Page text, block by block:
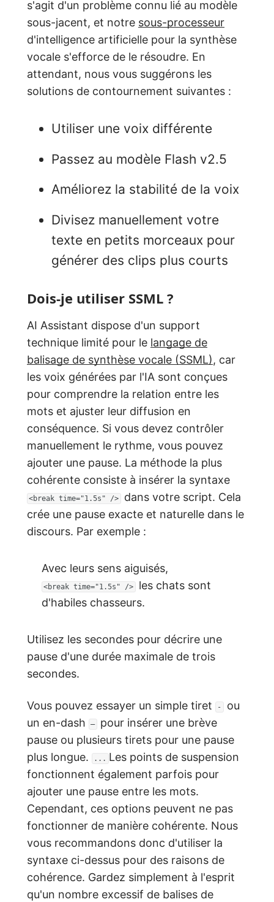
s'agit d'un problème connu lié au modèle
sous-jacent, et notre sous-processeur
d'intelligence artificielle pour la synthèse
vocale s'efforce de le résoudre. En
attendant, nous vous suggérons les
solutions de contournement suivantes :
Utiliser une voix différente
Passez au modèle Flash v2.5
Améliorez la stabilité de la voix
Divisez manuellement votre
texte en petits morceaux pour
générer des clips plus courts
Dois-je utiliser SSML ?
AI Assistant dispose d'un support
technique limité pour le langage de
balisage de synthèse vocale (SSML), car
les voix générées par l'IA sont conçues
pour comprendre la relation entre les
mots et ajuster leur diffusion en
conséquence. Si vous devez contrôler
manuellement le rythme, vous pouvez
ajouter une pause. La méthode la plus
cohérente consiste à insérer la syntaxe
<break time="1.5s" /> dans votre script. Cela
crée une pause exacte et naturelle dans le
discours. Par exemple :
Avec leurs sens aiguisés,
<break time="1.5s" /> les chats sont
d'habiles chasseurs.
Utilisez les secondes pour décrire une
pause d'une durée maximale de trois
secondes.
Vous pouvez essayer un simple tiret - ou
un en-dash
— pour insérer une brève
pause ou plusieurs tirets pour une pause
plus longue.
... Les points de suspension
fonctionnent également parfois pour
ajouter une pause entre les mots.
Cependant, ces options peuvent ne pas
fonctionner de manière cohérente. Nous
vous recommandons donc d'utiliser la
syntaxe ci-dessus pour des raisons de
cohérence. Gardez simplement à l'esprit
qu'un nombre excessif de balises de